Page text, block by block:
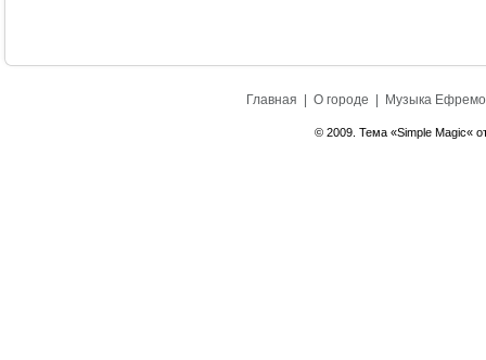
Главная О городе Музыка
© 2009. Тема «Simple Magic«